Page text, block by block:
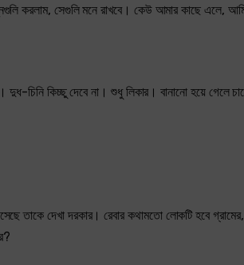
করলাম, সেগুলি মনে রাখবে। কেউ আমার কাছে এলে,
চিনি কিচ্ছু দেবে না। শুধু লিকার। বানানো হয়ে গেলে
তাকে দেখা দরকার। রেবার কথামতো লোকটি হবে